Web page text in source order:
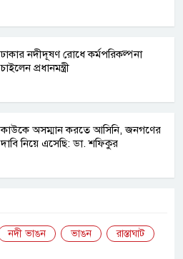
ঢাকার নদীদূষণ রোধে কর্মপরিকল্পনা
চাইলেন প্রধানমন্ত্রী
কাউকে অসম্মান করতে আসিনি, জনগণের
দাবি নিয়ে এসেছি: ডা. শফিকুর
নদী ভাঙন ভাঙন
রাস্তাঘাট